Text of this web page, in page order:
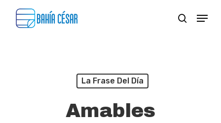
search
Menu
La Frase Del Día
Amables